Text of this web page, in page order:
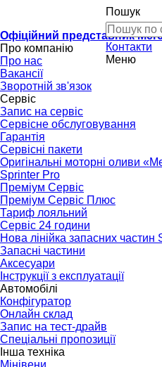
Офіційний представник
Пошук
Контакти
Меню
Про компанію
Про нас
Вакансії
Зворотній зв'язок
Сервіс
Запис на сервіс
Сервісне обслуговування
Гарантія
Сервісні пакети
Оригінальні моторні оливи
Sprinter Pro
Преміум Сервіс
Преміум Сервіс Плюс
Тариф лояльний
Сервіс 24 години
Нова лінійка запасних частин
Запасні частини
Аксесуари
Інструкції з експлуатації
Автомобілі
Конфігуратор
Онлайн склад
Запис на тест-драйв
Спеціальні пропозиції
Інша техніка
Мінівени